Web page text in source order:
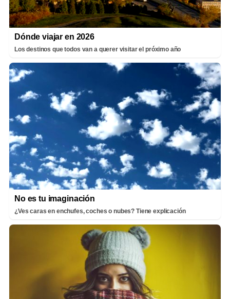
Dónde viajar en 2026
Los destinos que todos van a querer visitar el próximo año
No es tu imaginación
¿Ves caras en enchufes, coches o nubes? Tiene explicación